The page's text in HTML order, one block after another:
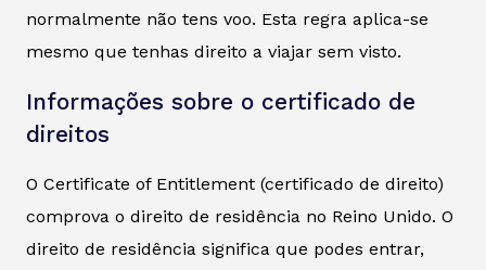
normalmente não tens voo. Esta regra aplica-se
mesmo que tenhas direito a viajar sem visto.
Informações sobre o certificado de
direitos
O Certificate of Entitlement (certificado de direito)
comprova o direito de residência no Reino Unido. O
direito de residência significa que podes entrar,